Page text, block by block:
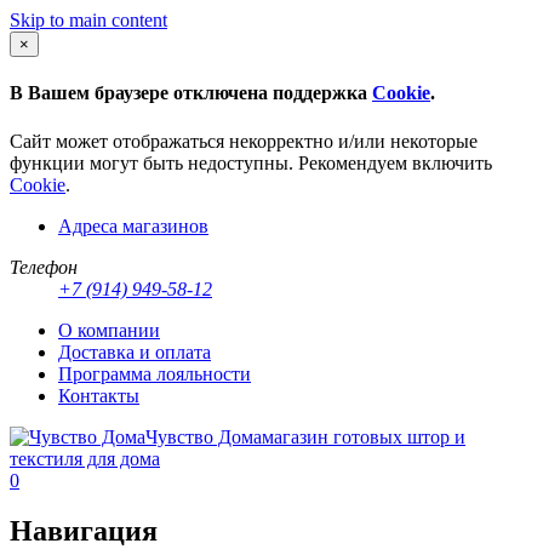
Skip to main content
×
В Вашем браузере отключена поддержка Cookie.
Сайт может отображаться некорректно и/или некоторые
функции могут быть недоступны. Рекомендуем включить
Cookie.
Адреса магазинов
Телефон
+7 (914) 949-58-12
О компании
Доставка и оплата
Программа лояльности
Контакты
Чувство Домамагазин готовых штор и
текстиля для дома
0
Навигация